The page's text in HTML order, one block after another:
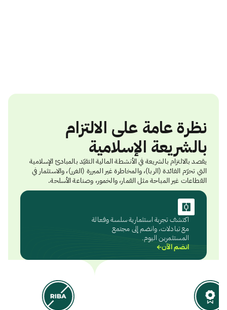
نظرة عامة على الالتزام
بالشريعة الإسلامية
يقصد بالالتزام بالشريعة في الأنشطة المالية التقيّد بالمبادئ الإسلامية
التي تحرّم الفائدة (الربا)، والمخاطرة غير المبررة (الغرر)، والاستثمار في
القطاعات غير المباحة مثل القمار، والخمور، وصناعة الأسلحة.
اكتشف تجربة استثمارية سلسة وفعالة
مع تبادلات، وانضم إلى مجتمع
المستثمرين اليوم.
انضم الآن